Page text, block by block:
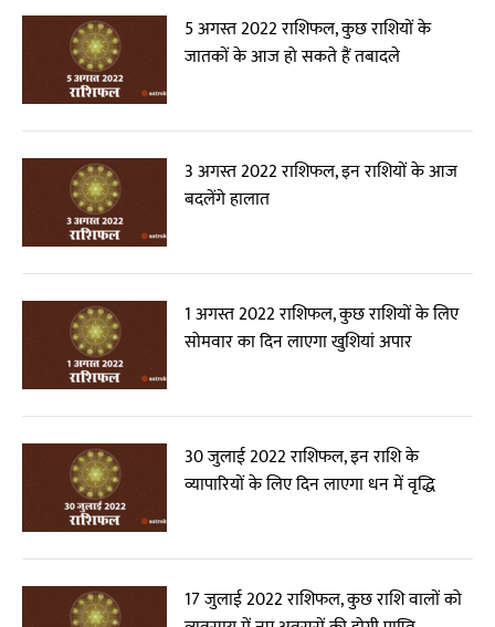
5 अगस्त 2022 राशिफल, कुछ राशियों के
जातकों के आज हो सकते हैं तबादले
3 अगस्त 2022 राशिफल, इन राशियों के आज
बदलेंगे हालात
1 अगस्त 2022 राशिफल, कुछ राशियों के लिए
सोमवार का दिन लाएगा खुशियां अपार
30 जुलाई 2022 राशिफल, इन राशि के
व्यापारियों के लिए दिन लाएगा धन में वृद्धि
17 जुलाई 2022 राशिफल, कुछ राशि वालों को